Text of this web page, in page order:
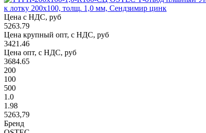
к лотку 200х100, толщ. 1,0 мм, Сендзимир цинк
Цена с НДС, руб
5263.79
Цена крупный опт, с НДС, руб
3421.46
Цена опт, с НДС, руб
3684.65
200
100
500
1.0
1.98
5263,79
Бренд